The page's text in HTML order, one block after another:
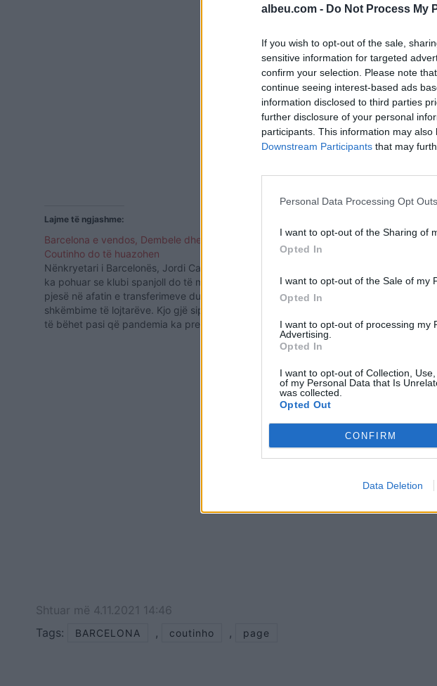
albeu.com - Do Not Process My
If you wish to opt-out of the sale,
sensitive information for targeted
confirm your selection. Please note
continue seeing interest-based ads
information disclosed to third parties
further disclosure of your personal
participants. This information may
Downstream Participants that may
Personal Data Processing Opt Outs
I want to opt-out of the Sharing of
Opted In
I want to opt-out of the Sale of my
Opted In
I want to opt-out of processing my
Advertising.
Opted In
I want to opt-out of Collection,
of my Personal Data that Is
was collected.
Opted Out
CONFIRM
Data Deletion
Lajme të ngjashme:
Barcelona e vendos, Dembele dhe
Coutinho do të huazohen
Nënkryetari i Barcelonës, Jordi Cardoner
ka pohuar se klubi spanjoll do të marrë
pjesë në afatin e transferimeve duke bërë
shkëmbime të lojtarëve. Kjo gjë sipas tij do
të bëhet pasi që pandemia ka prekur
Coutinho i vendosur të bind Xavin
Shtuar më 4.11.2021 14:46
Tags:
BARCELONA , coutinho , page